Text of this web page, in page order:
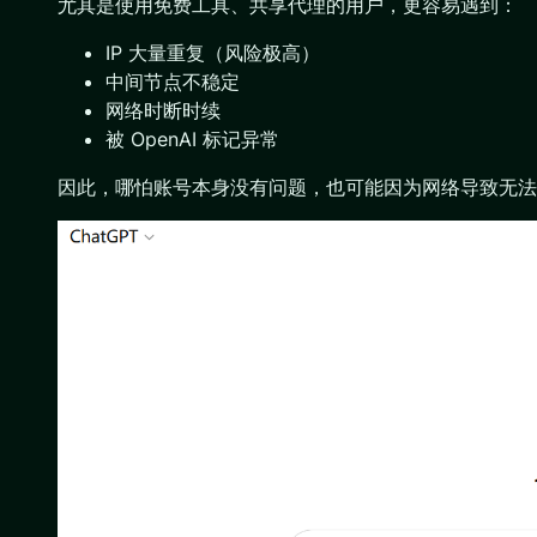
尤其是使用免费工具、共享代理的用户，更容易遇到：
IP 大量重复（风险极高）
中间节点不稳定
网络时断时续
被 OpenAI 标记异常
因此，哪怕账号本身没有问题，也可能因为网络导致无